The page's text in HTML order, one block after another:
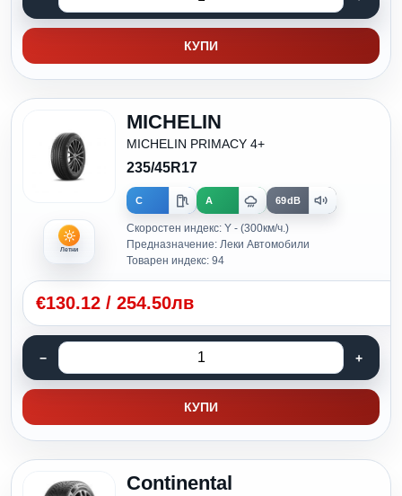
КУПИ
Летни
MICHELIN
MICHELIN PRIMACY 4+
235/45R17
C A 69dB
Скоростен индекс: Y - (300км/ч.)
Предназначение: Леки Автомобили
Товарен индекс: 94
€130.12 / 254.50лв
КУПИ
Continental